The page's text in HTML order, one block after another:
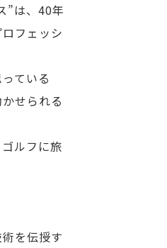
”は、40年
フェッシ
ている
せられる
ルフに旅
を伝授す